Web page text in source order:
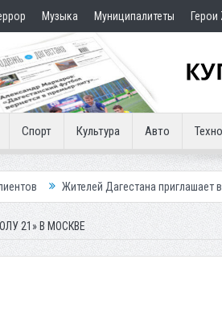
Музыка Муниципалитеты Герои
Спорт Культура Авто
Дагестана приглашает в «Госуслуги Дом»
21» В МОСКВЕ